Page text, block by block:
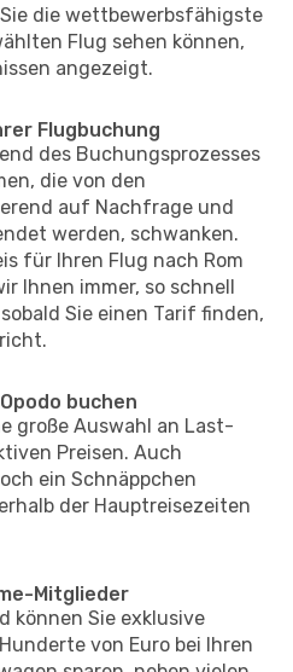
die wettbewerbsfähigste
Flug sehen können,
angezeigt.
Flugbuchung
des Buchungsprozesses
die von den
auf Nachfrage und
werden, schwanken.
für Ihren Flug nach Rom
Ihnen immer, so schnell
Sie einen Tarif finden,
buchen
große Auswahl an Last-
Preisen. Auch
ein Schnäppchen
der Hauptreisezeiten
Mitglieder
können Sie exklusive
von Euro bei Ihren